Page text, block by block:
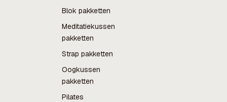
Blok pakketten
Meditatiekussen
pakketten
Strap pakketten
Oogkussen
pakketten
Pilates